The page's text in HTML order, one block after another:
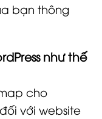
bạn thông
như thế
cho
với website